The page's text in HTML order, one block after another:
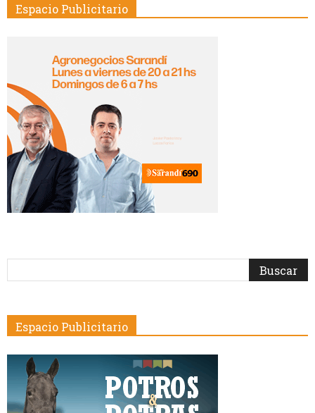
Espacio Publicitario
Espacio Publicitario